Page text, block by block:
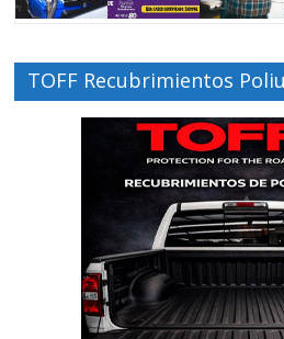
TOFF Recubrimientos